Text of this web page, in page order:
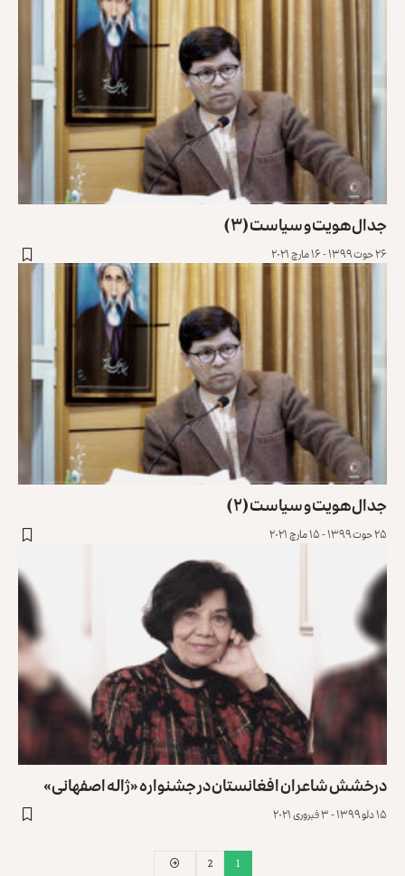
جدال هویت و سیاست (۳)
۲۶ حوت ۱۳۹۹ - ۱۶ مارچ ۲۰۲۱
جدال هویت و سیاست (۲)
۲۵ حوت ۱۳۹۹ - ۱۵ مارچ ۲۰۲۱
درخشش شاعران افغانستان در جشنواره «ژاله اصفهانی»
۱۵ دلو ۱۳۹۹ - ۳ فبروری ۲۰۲۱
1
2